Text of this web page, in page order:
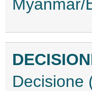
Myanmar/
Decisione